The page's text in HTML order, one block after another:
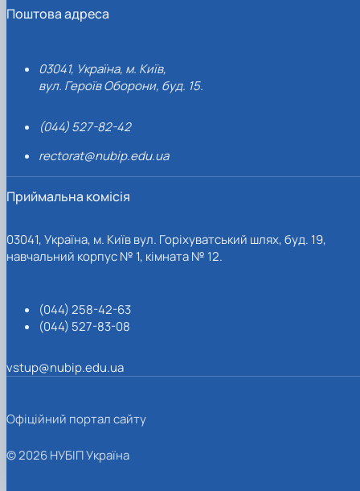
Поштова адреса
03041, Україна, м. Київ,
вул. Героїв Оборони, буд. 15.
(044) 527-82-42
rectorat@nubip.edu.ua
Приймальна комісія
03041, Україна, м. Київ вул. Горіхуватський шлях, буд. 19,
навчальний корпус № 1, кімната № 12.
(044) 258-42-63
(044) 527-83-08
vstup@nubip.edu.ua
Офіційний портал сайту
© 2026 НУБІП Україна